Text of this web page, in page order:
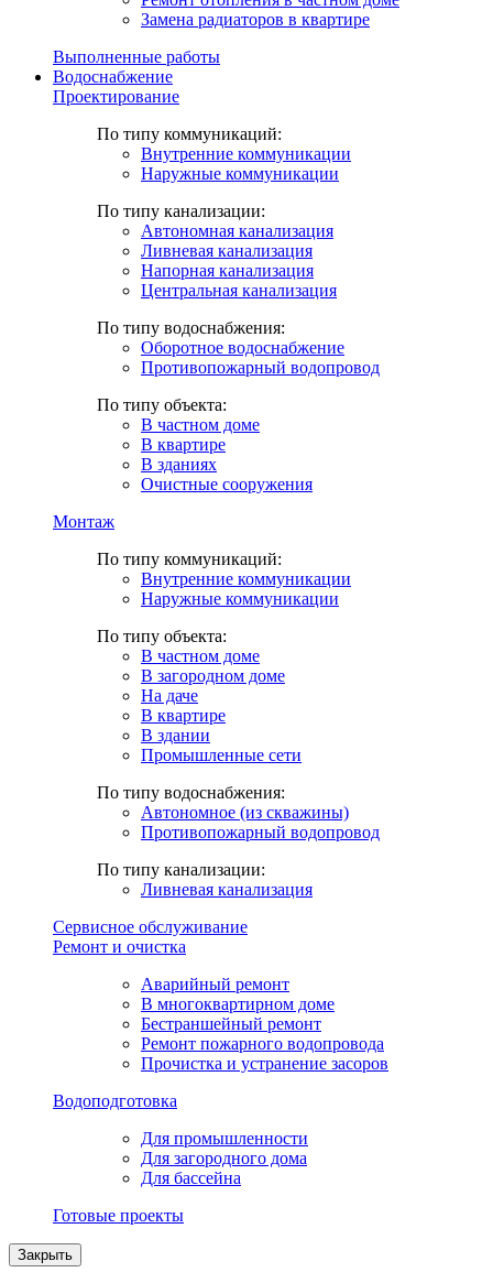
Замена радиаторов в квартире
Выполненные работы
Водоснабжение
Проектирование
По типу коммуникаций:
Внутренние коммуникации
Наружные коммуникации
По типу канализации:
Автономная канализация
Ливневая канализация
Напорная канализация
Центральная канализация
По типу водоснабжения:
Оборотное водоснабжение
Противопожарный водопровод
По типу объекта:
В частном доме
В квартире
В зданиях
Очистные сооружения
Монтаж
По типу коммуникаций:
Внутренние коммуникации
Наружные коммуникации
По типу объекта:
В частном доме
В загородном доме
На даче
В квартире
В здании
Промышленные сети
По типу водоснабжения:
Автономное (из скважины)
Противопожарный водопровод
По типу канализации:
Ливневая канализация
Сервисное обслуживание
Ремонт и очистка
Аварийный ремонт
В многоквартирном доме
Бестраншейный ремонт
Ремонт пожарного водопровода
Прочистка и устранение засоров
Водоподготовка
Для промышленности
Для загородного дома
Для бассейна
Готовые проекты
Закрыть